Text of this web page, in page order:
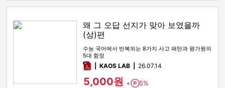
왜 그 오답 선지가 맞아 보였을까
(상)편
수능 국어에서 반복되는 8가지 사고 패턴과 평가원의
5대 함정
pdfKAOS LAB 26.07.14
5,000원 + Point
5%